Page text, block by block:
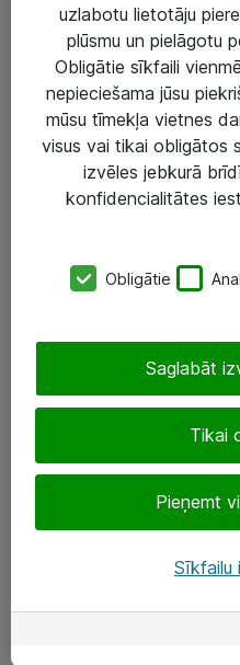
Risinājumi &
IT serviss un atbalsts
IT infrastruktūra
Darba vietu IT risinājumi
SIA „ATEA”
+(371) 67 81 90 50
eShop@atea.lv
Sekojiet mums
uzlabotu lietotāju
plūsmu un pielāgotu
Obligātie sīkfaili
nepieciešama jūsu
mūsu tīmekļa vietnes
visus vai tikai obligātos
izvēles jebkurā
konfidencialitātes
Obligātie
Tikai
Pieņemt
Saglabāt
Sīkfailu